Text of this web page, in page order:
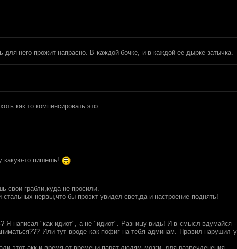
него прожит напрасно. В каждой бочке, и в каждой ее дырке затычка.
как то компенсировать это
какую-то пишешь!
свои грабли,куда не просили.
нервы,что бы проэкт увидел свет,да и настроение поднять!
написал "как идиот", а не "идиот". Разницу видь! И в смысл вдумайся
Или тут вроде как пофиг на тебя админам. Правил нарушил